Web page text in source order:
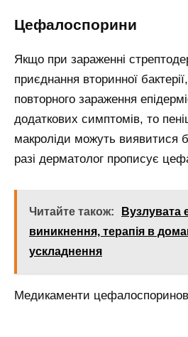
Цефалоспорини
Якщо при зараженні
приєднання вторинної
повторного зараження
додаткових симптомів, то
макроліди можуть виявитися
разі дерматолог прописує
Читайте також:
Вузлувата
виникнення, терапія в
ускладнення
Медикаменти